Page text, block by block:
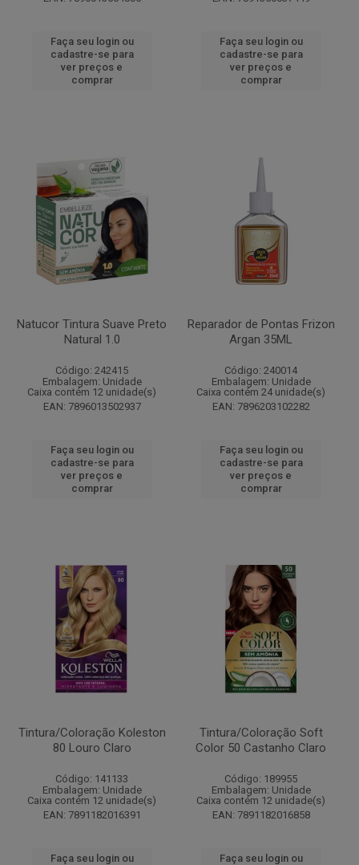
Faça seu login ou
cadastre-se para
ver preços e
comprar
Faça seu login ou
cadastre-se para
ver preços e
comprar
Natucor Tintura Suave Preto
Natural 1.0
Código: 242415
Embalagem: Unidade
Caixa contém 12 unidade(s)
EAN: 7896013502937
Faça seu login ou
cadastre-se para
ver preços e
comprar
Reparador de Pontas Frizon
Argan 35ML
Código: 240014
Embalagem: Unidade
Caixa contém 24 unidade(s)
EAN: 7896203102282
Faça seu login ou
cadastre-se para
ver preços e
comprar
Tintura/Coloração Koleston
80 Louro Claro
Código: 141133
Embalagem: Unidade
Caixa contém 12 unidade(s)
EAN: 7891182016391
Faça seu login ou
Tintura/Coloração Soft
Color 50 Castanho Claro
Código: 189955
Embalagem: Unidade
Caixa contém 12 unidade(s)
EAN: 7891182016858
Faça seu login ou